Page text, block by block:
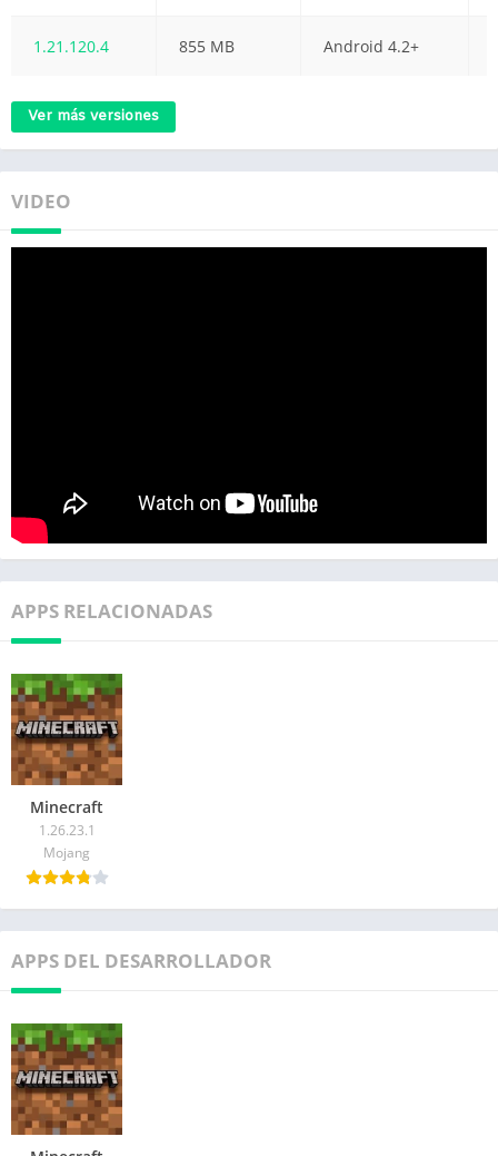
1.21.120.4 855 MB Android 4.2+
Ver más versiones
VIDEO
APPS RELACIONADAS
Minecraft
1.26.23.1
Mojang
APPS DEL DESARROLLADOR